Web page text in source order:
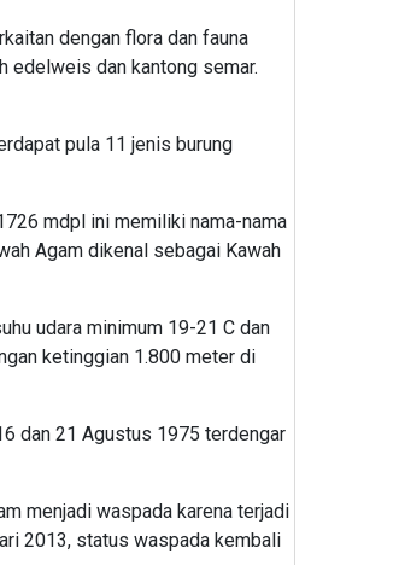
dengan flora dan fauna
edelweis dan kantong semar.
pula 11 jenis burung
mdpl ini memiliki nama-nama
Agam dikenal sebagai Kawah
udara minimum 19-21 C dan
ketinggian 1.800 meter di
dan 21 Agustus 1975 terdengar
menjadi waspada karena terjadi
2013, status waspada kembali